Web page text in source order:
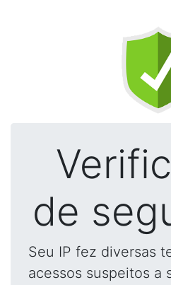
de
Seu IP fez diversas
acessos suspeitos a